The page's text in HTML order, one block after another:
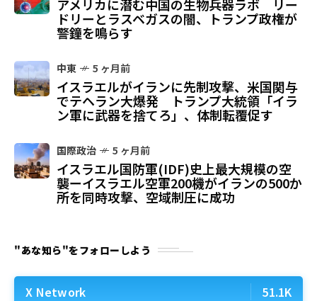
アメリカに潜む中国の生物兵器ラボ リー
ドリーとラスベガスの闇、トランプ政権が
警鐘を鳴らす
中東 5 ヶ月前
イスラエルがイランに先制攻撃、米国関与
でテヘラン大爆発 トランプ大統領「イラ
ン軍に武器を捨てろ」、体制転覆促す
国際政治 5 ヶ月前
イスラエル国防軍(IDF)史上最大規模の空
襲ーイスラエル空軍200機がイランの500か
所を同時攻撃、空域制圧に成功
"あな知ら"をフォローしよう
X Network 51.1K